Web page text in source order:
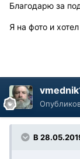
Благодарю за
Я на фото и
В